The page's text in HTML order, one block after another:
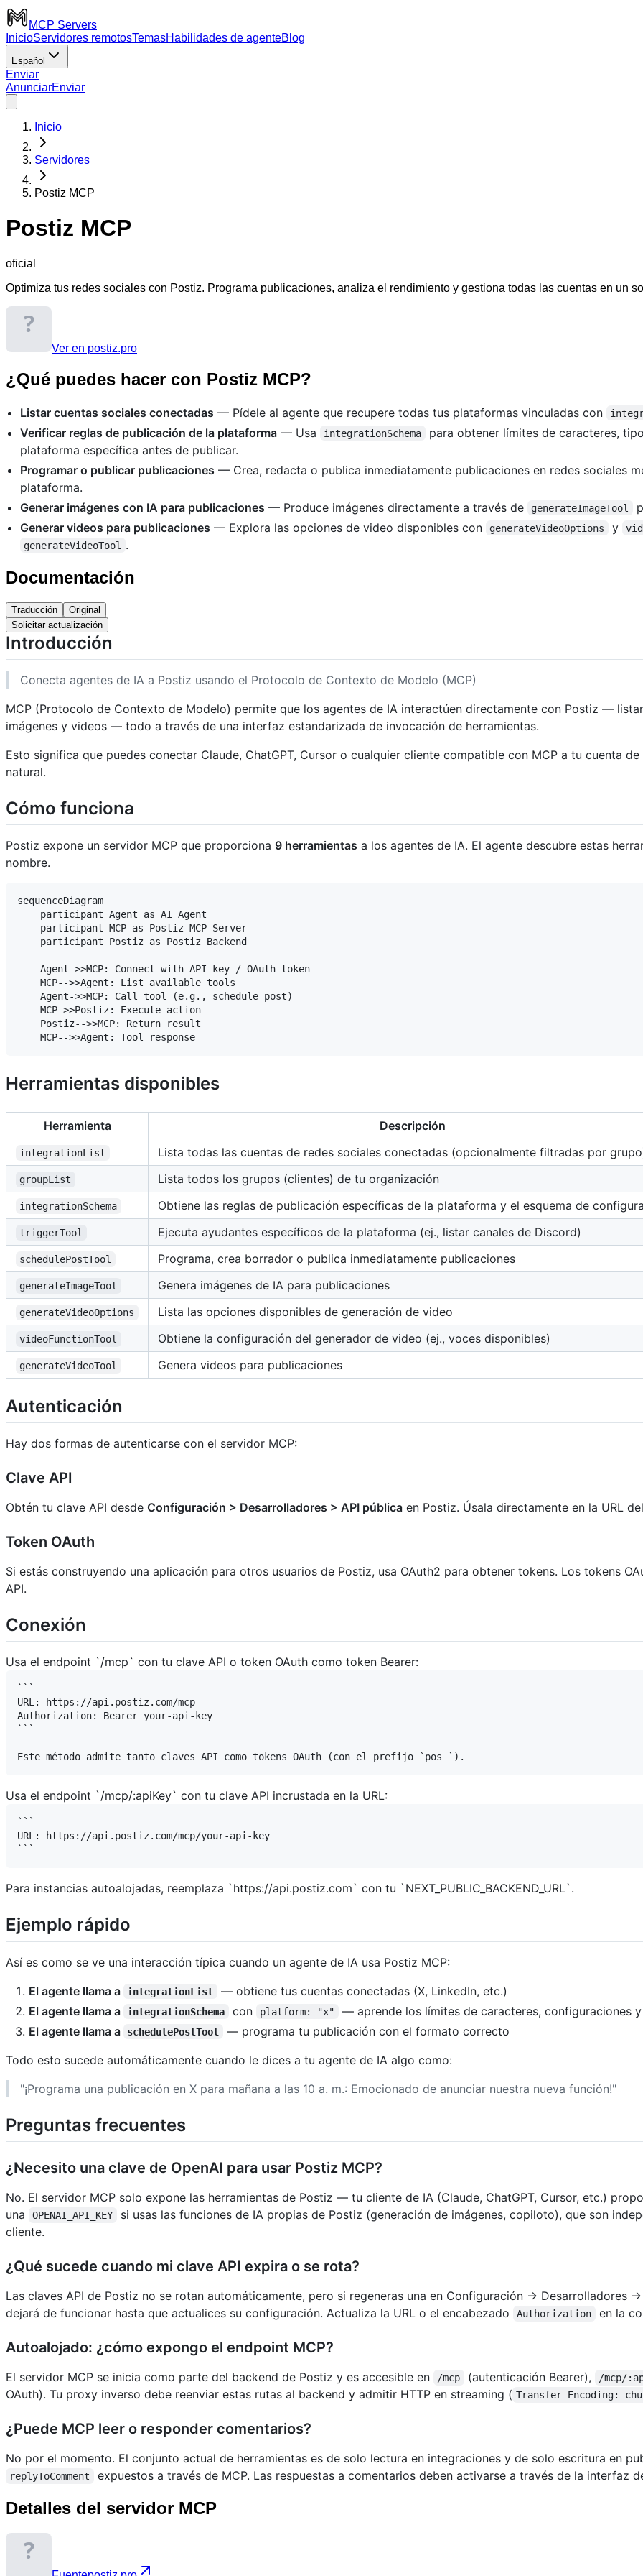
MCP Servers
InicioServidores remotosTemasHabilidades de agenteBlog
Español
Enviar
AnunciarEnviar
Inicio
Servidores
Postiz MCP
Postiz MCP
oficial
Optimiza tus redes sociales con Postiz. Programa publicaciones, analiza el rendimiento y gestiona todas las cuentas en un
Ver en postiz.pro
¿Qué puedes hacer con Postiz MCP?
Listar cuentas sociales conectadas — Pídele al agente que recupere todas tus plataformas vinculadas con
Verificar reglas de publicación de la plataforma — Usa integrationSchema
para obtener límites de caracteres,
plataforma específica antes de publicar.
Programar o publicar publicaciones — Crea, redacta o publica inmediatamente publicaciones en redes sociales
plataforma.
Generar imágenes con IA para publicaciones — Produce imágenes directamente a través de generateImageTool
Generar videos para publicaciones — Explora las opciones de video disponibles con generateVideoOptions y
generateVideoTool .
Documentación
Traducción
Original
Solicitar actualización
Introducción
Conecta agentes de IA a Postiz usando el Protocolo de Contexto de Modelo (MCP)
MCP (Protocolo de Contexto de Modelo) permite que los agentes de IA interactúen directamente con Postiz —
imágenes y videos — todo a través de una interfaz estandarizada de invocación de herramientas.
Esto significa que puedes conectar Claude, ChatGPT, Cursor o cualquier cliente compatible con MCP a tu cuenta
natural.
Cómo funciona
Postiz expone un servidor MCP que proporciona 9 herramientas a los agentes de IA. El agente descubre estas
nombre.
sequenceDiagram
    participant Agent as AI Agent
    participant MCP as Postiz MCP Server
    participant Postiz as Postiz Backend
    Agent->>MCP: Connect with API key / OAuth token
    MCP-->>Agent: List available tools
    Agent->>MCP: Call tool (e.g., schedule post)
    MCP->>Postiz: Execute action
    Postiz-->>MCP: Return result
Herramientas disponibles
Herramienta Descripción
integrationList Lista todas las cuentas de redes sociales conectadas (opcionalmente filtradas por
groupList Lista todos los grupos (clientes) de tu organización
integrationSchema Obtiene las reglas de publicación específicas de la plataforma y el esquema de
triggerTool Ejecuta ayudantes específicos de la plataforma (ej., listar canales de Discord)
schedulePostTool Programa, crea borrador o publica inmediatamente publicaciones
generateImageTool Genera imágenes de IA para publicaciones
generateVideoOptions Lista las opciones disponibles de generación de video
videoFunctionTool Obtiene la configuración del generador de video (ej., voces disponibles)
generateVideoTool Genera videos para publicaciones
Autenticación
Hay dos formas de autenticarse con el servidor MCP:
Clave API
Obtén tu clave API desde Configuración > Desarrolladores > API pública en Postiz. Úsala directamente en la URL
Token OAuth
Si estás construyendo una aplicación para otros usuarios de Postiz, usa OAuth2 para obtener tokens. Los tokens
API.
Conexión
Usa el endpoint `/mcp` con tu clave API o token OAuth como token Bearer:
```
URL: https://api.postiz.com/mcp
Authorization: Bearer your-api-key
```
Usa el endpoint `/mcp/:apiKey` con tu clave API incrustada en la URL:
```
URL: https://api.postiz.com/mcp/your-api-key
Para instancias autoalojadas, reemplaza `https://api.postiz.com` con tu `NEXT_PUBLIC_BACKEND_URL`.
Ejemplo rápido
Así es como se ve una interacción típica cuando un agente de IA usa Postiz MCP:
El agente llama a
integrationList
— obtiene tus cuentas conectadas (X, LinkedIn, etc.)
El agente llama a
integrationSchema con platform: "x"
— aprende los límites de caracteres, configuraciones
El agente llama a
schedulePostTool
— programa tu publicación con el formato correcto
Todo esto sucede automáticamente cuando le dices a tu agente de IA algo como:
"¡Programa una publicación en X para mañana a las 10 a. m.: Emocionado de anunciar nuestra nueva función!"
Preguntas frecuentes
¿Necesito una clave de OpenAI para usar Postiz MCP?
No. El servidor MCP solo expone las herramientas de Postiz — tu cliente de IA (Claude, ChatGPT, Cursor, etc.)
una
OPENAI_API_KEY
si usas las funciones de IA propias de Postiz (generación de imágenes, copiloto), que son
cliente.
¿Qué sucede cuando mi clave API expira o se rota?
Las claves API de Postiz no se rotan automáticamente, pero si regeneras una en Configuración → Desarrolladores
dejará de funcionar hasta que actualices su configuración. Actualiza la URL o el encabezado
Authorization en la
Autoalojado: ¿cómo expongo el endpoint MCP?
El servidor MCP se inicia como parte del backend de Postiz y es accesible en /mcp (autenticación Bearer), /mcp/
OAuth). Tu proxy inverso debe reenviar estas rutas al backend y admitir HTTP en streaming ( Transfer-Encoding:
¿Puede MCP leer o responder comentarios?
No por el momento. El conjunto actual de herramientas es de solo lectura en integraciones y de solo escritura en
replyToComment expuestos a través de MCP. Las respuestas a comentarios deben activarse a través de la interfaz
Detalles del servidor MCP